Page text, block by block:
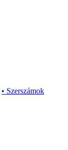
• Szerszámok